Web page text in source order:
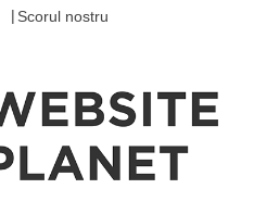
Scorul nostru